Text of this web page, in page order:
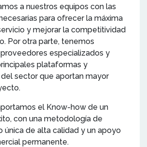
a nuestros equipos con las
para ofrecer la máxima
y mejorar la competitividad
Por otra parte, tenemos
especializados y
plataformas y
sector que aportan mayor
el Know-how de un
con una metodología de
única de alta calidad y un apoyo
permanente.